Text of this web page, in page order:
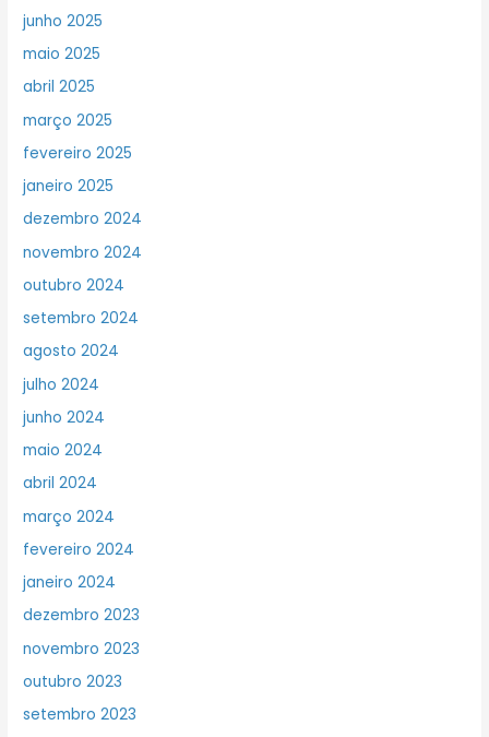
junho 2025
maio 2025
abril 2025
março 2025
fevereiro 2025
janeiro 2025
dezembro 2024
novembro 2024
outubro 2024
setembro 2024
agosto 2024
julho 2024
junho 2024
maio 2024
abril 2024
março 2024
fevereiro 2024
janeiro 2024
dezembro 2023
novembro 2023
outubro 2023
setembro 2023